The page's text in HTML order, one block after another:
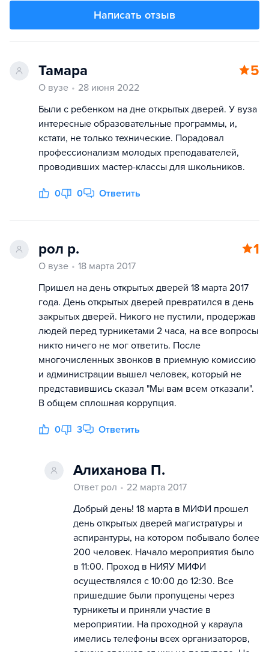
Написать отзыв
Тамара 5
О вузе
28 июня 2022
Были с ребенком на дне открытых дверей. У вуза
интересные образовательные программы, и,
кстати, не только технические. Порадовал
профессионализм молодых преподавателей,
проводивших мастер-классы для школьников.
0 0 Ответить
рол р. 1
О вузе
18 марта 2017
Пришел на день открытых дверей 18 марта 2017
года. День открытых дверей превратился в день
закрытых дверей. Никого не пустили, продержав
людей перед турникетами 2 часа, на все вопросы
никто ничего не мог ответить. После
многочисленных звонков в приемную комиссию
и администрации вышел человек, который не
представившись сказал "Мы вам всем отказали".
В общем сплошная коррупция.
0 3 Ответить
Алиханова П.
Ответ рол
22 марта 2017
Добрый день! 18 марта в МИФИ прошел
день открытых дверей магистратуры и
аспирантуры, на котором побывало более
200 человек. Начало мероприятия было
в 11:00. Проход в НИЯУ МИФИ
осуществлялся с 10:00 до 12:30. Все
пришедшие были пропущены через
турникеты и приняли участие в
мероприятии. На проходной у караула
имелись телефоны всех организаторов,